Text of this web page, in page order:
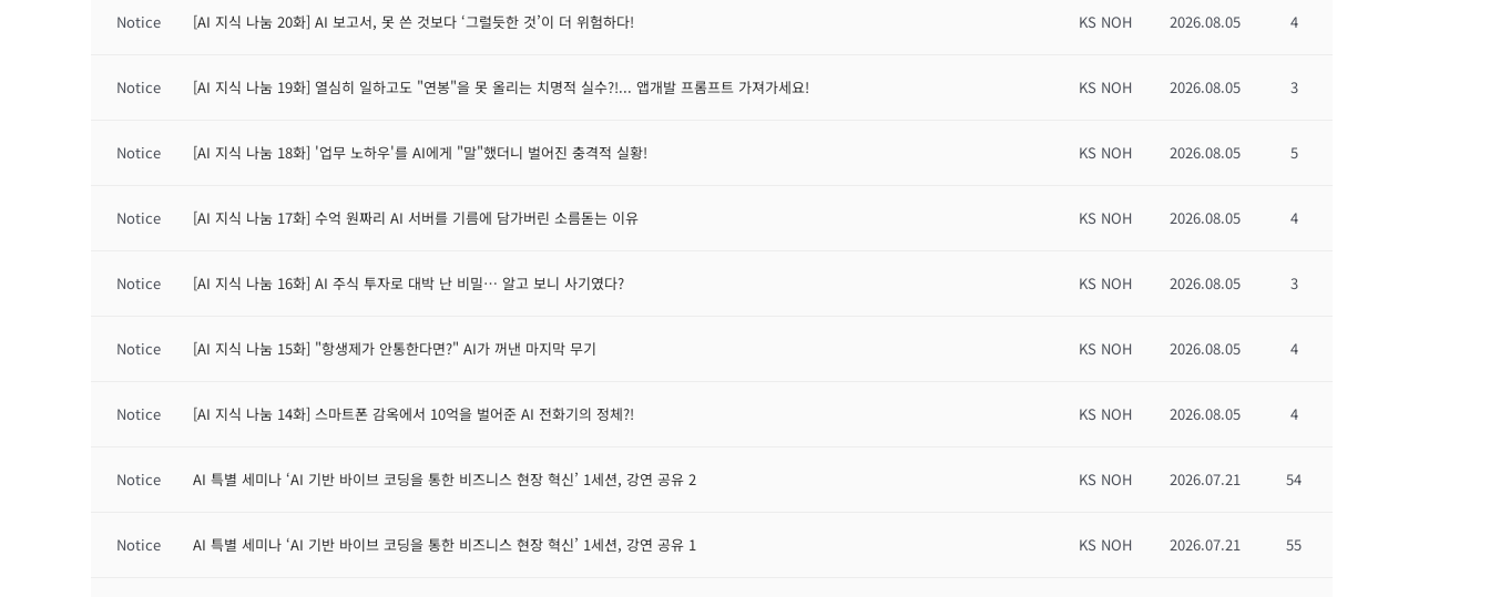
Notice [AI 지식 나눔 20화] AI 보고서, 못 쓴 것보다 ‘그럴듯한 것’이 더 위험하다! KS NOH 2026.08.05 4
Notice [AI 지식 나눔 19화] 열심히 일하고도 "연봉"을 못 올리는 치명적 실수?!... 앱개발 프롬프트 가져가세요! KS NOH 2026.08.05 3
Notice [AI 지식 나눔 18화] '업무 노하우'를 AI에게 "말"했더니 벌어진 충격적 실황! KS NOH 2026.08.05 5
Notice [AI 지식 나눔 17화] 수억 원짜리 AI 서버를 기름에 담가버린 소름돋는 이유 KS NOH 2026.08.05 4
Notice [AI 지식 나눔 16화] AI 주식 투자로 대박 난 비밀… 알고 보니 사기였다? KS NOH 2026.08.05 3
Notice [AI 지식 나눔 15화] "항생제가 안통한다면?" AI가 꺼낸 마지막 무기 KS NOH 2026.08.05 4
Notice [AI 지식 나눔 14화] 스마트폰 감옥에서 10억을 벌어준 AI 전화기의 정체?! KS NOH 2026.08.05 4
Notice AI 특별 세미나 ‘AI 기반 바이브 코딩을 통한 비즈니스 현장 혁신’ 1세션, 강연 공유 2 KS NOH 2026.07.21 54
Notice AI 특별 세미나 ‘AI 기반 바이브 코딩을 통한 비즈니스 현장 혁신’ 1세션, 강연 공유 1 KS NOH 2026.07.21 55